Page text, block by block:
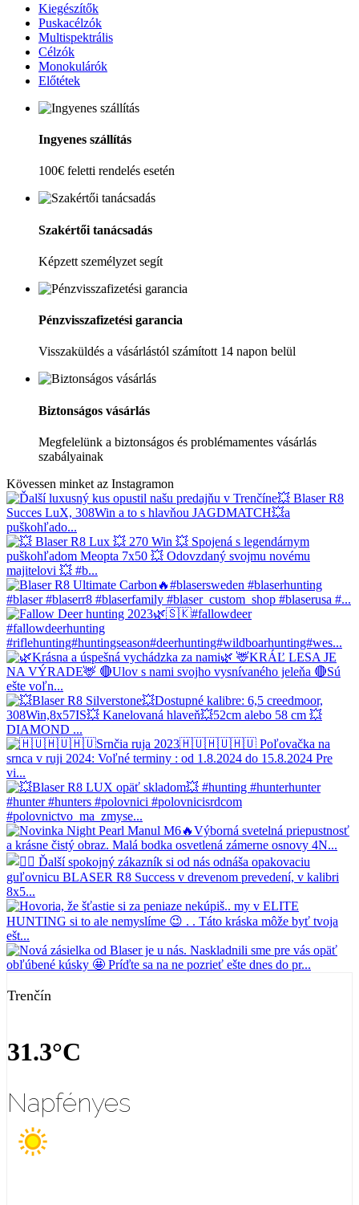
Kiegészítők
Puskacélzók
Multispektrális
Célzók
Monokulárók
Előtétek
Ingyenes szállítás
100€ feletti rendelés esetén
Szakértői tanácsadás
Képzett személyzet segít
Pénzvisszafizetési garancia
Visszaküldés a vásárlástól számított 14 napon belül
Biztonságos vásárlás
Megfelelünk a biztonságos és problémamentes vásárlás
szabályainak
Kövessen minket az Instagramon
Trenčín
31.3°C
Napfényes